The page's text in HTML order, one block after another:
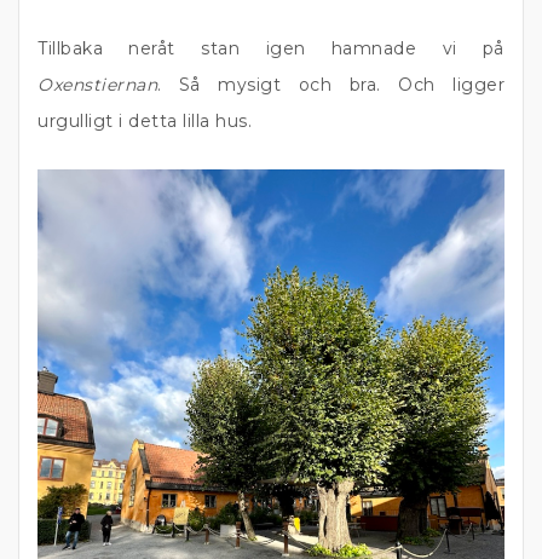
Tillbaka neråt stan igen hamnade vi på
Oxenstiernan. Så mysigt och bra. Och ligger
urgulligt i detta lilla hus.